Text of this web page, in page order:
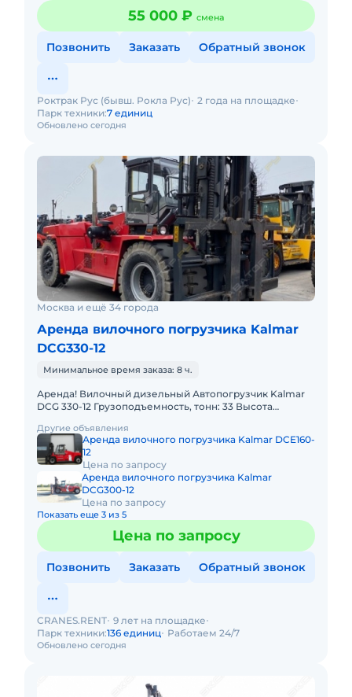
55 000 ₽ смена
Позвонить Заказать Обратный звонок
Обновлено сегодня
Роктрак Рус (бывш. Рокла Рус) 2 года на площадке
Парк техники:7 единиц
Москва и ещё 34 города
Аренда вилочного погрузчика Kalmar
DCG330-12
Минимальное время заказа: 8 ч.
Аренда! Вилочный дизельный Автопогрузчик Kalmar
DCG 330-12 Грузоподъемность, тонн: 33 Высота
Грузоподъемность стрелы
Другие объявления
Аренда вилочного погрузчика Kalmar DCE160-
12
Цена по запросу
Аренда вилочного погрузчика Kalmar
DCG300-12
Цена по запросу
Показать еще 3 из 5
Цена по запросу
Позвонить Заказать Обратный звонок
Обновлено сегодня
CRANES.RENT 9 лет на площадке
Парк техники:136 единиц Работаем 24/7